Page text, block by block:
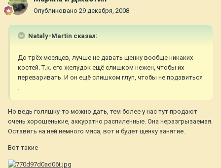
Опубликовано 29 декабря, 2008
Nataly-Martin сказал:
До трёх месяцев, лучше не давать щенку вообще никаких
костей. Т.к. его желудок ещё слишком нежен, чтобы их
переваривать. И он ещё слишком глуп, чтобы не подавиться
.
Но ведь голяшку-то можно дать, тем более у нас тут продают
очень хорошенькие, аккуратно распиленные. Она неразгрызаемая.
Оставить на ней немного мяса, вот и будет щенку занятие.
Вот такие